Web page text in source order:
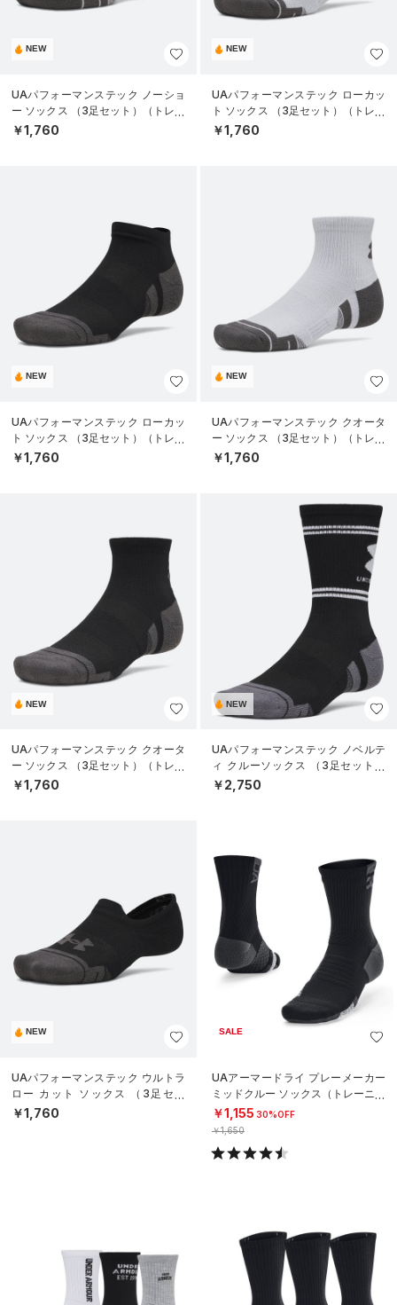
NEW
UAパフォーマンステック ノーショ
ー ソックス （3足セット）（トレー
ニング/UNISEX）
￥1,760
NEW
UAパフォーマンステック ローカッ
ト ソックス （3足セット）（トレー
ニング/UNISEX）
￥1,760
NEW
UAパフォーマンステック ローカッ
ト ソックス （3足セット）（トレー
ニング/UNISEX）
￥1,760
NEW
UAパフォーマンステック クオータ
ー ソックス （3足セット）（トレー
ニング/UNISEX）
￥1,760
NEW
UAパフォーマンステック クオータ
ー ソックス （3足セット）（トレー
ニング/UNISEX）
￥1,760
NEW
UAパフォーマンステック ノベルテ
ィ クルーソックス （3足セット）
（トレーニング/UNISEX）
￥2,750
NEW
UAパフォーマンステック ウルトラ
ロー カット ソックス （3足セッ
ト）（トレーニング/UNISEX）
￥1,760
SALE
UAアーマードライ プレーメーカー
ミッドクルー ソックス（トレーニン
グ/UNISEX）
￥1,155 30%OFF
￥1,650